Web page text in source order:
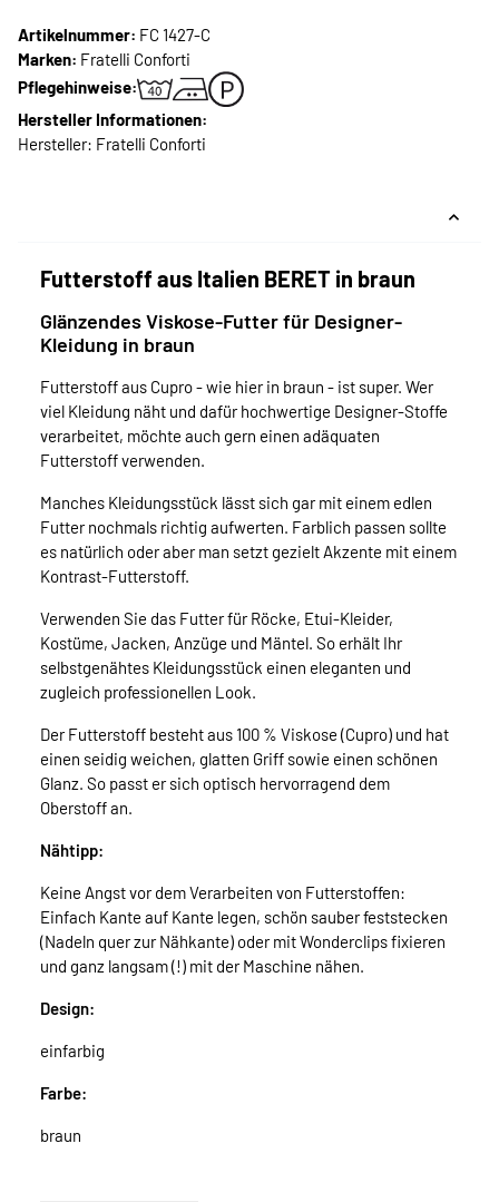
Artikelnummer: FC 1427-C
Marken: Fratelli Conforti
Pflegehinweise:
Hersteller Informationen:
Hersteller: Fratelli Conforti
Futterstoff aus Italien BERET in braun
Glänzendes Viskose-Futter für Designer-
Kleidung in braun
Futterstoff aus Cupro - wie hier in braun - ist super. Wer
viel Kleidung näht und dafür hochwertige Designer-Stoffe
verarbeitet, möchte auch gern einen adäquaten
Futterstoff verwenden.
Manches Kleidungsstück lässt sich gar mit einem edlen
Futter nochmals richtig aufwerten. Farblich passen sollte
es natürlich oder aber man setzt gezielt Akzente mit einem
Kontrast-Futterstoff.
Verwenden Sie das Futter für Röcke, Etui-Kleider,
Kostüme, Jacken, Anzüge und Mäntel. So erhält Ihr
selbstgenähtes Kleidungsstück einen eleganten und
zugleich professionellen Look.
Der Futterstoff besteht aus 100 % Viskose (Cupro) und hat
einen seidig weichen, glatten Griff sowie einen schönen
Glanz. So passt er sich optisch hervorragend dem
Oberstoff an.
Nähtipp:
Keine Angst vor dem Verarbeiten von Futterstoffen:
Einfach Kante auf Kante legen, schön sauber feststecken
(Nadeln quer zur Nähkante) oder mit Wonderclips fixieren
und ganz langsam (!) mit der Maschine nähen.
Design:
einfarbig
Farbe:
braun